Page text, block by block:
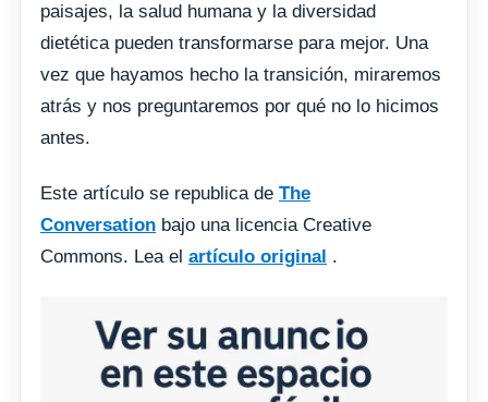
paisajes, la salud humana y la diversidad
dietética pueden transformarse para mejor. Una
vez que hayamos hecho la transición, miraremos
atrás y nos preguntaremos por qué no lo hicimos
antes.
Este artículo se republica de The
Conversation bajo una licencia Creative
Commons. Lea el artículo original .